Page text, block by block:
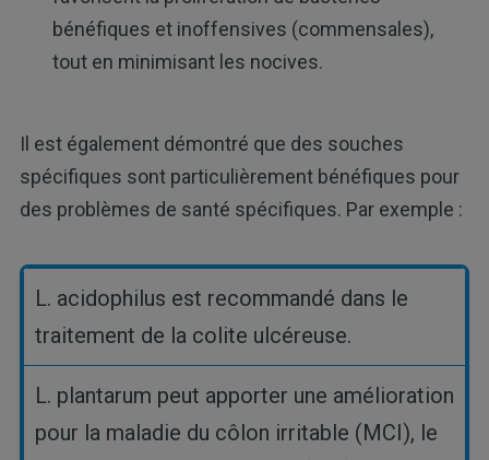
bénéfiques et inoffensives (commensales),
tout en minimisant les nocives.
Il est également démontré que des souches
spécifiques sont particulièrement bénéfiques pour
des problèmes de santé spécifiques. Par exemple :
L. acidophilus est recommandé dans le
traitement de la colite ulcéreuse.
L. plantarum peut apporter une amélioration
pour la maladie du côlon irritable (MCI), le